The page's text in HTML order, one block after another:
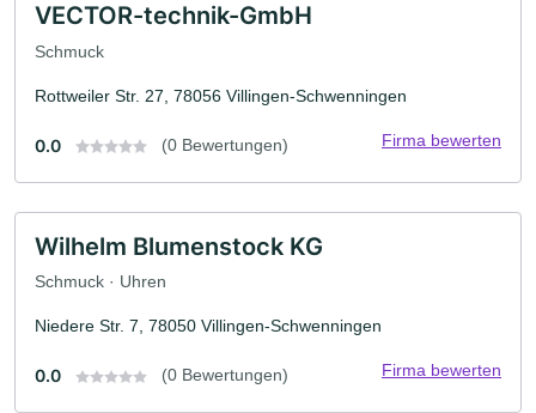
VECTOR-technik-GmbH
Schmuck
Rottweiler Str. 27, 78056 Villingen-Schwenningen
0.0 (0 Bewertungen) Firma bewerten
Wilhelm Blumenstock KG
Schmuck · Uhren
Niedere Str. 7, 78050 Villingen-Schwenningen
0.0 (0 Bewertungen) Firma bewerten